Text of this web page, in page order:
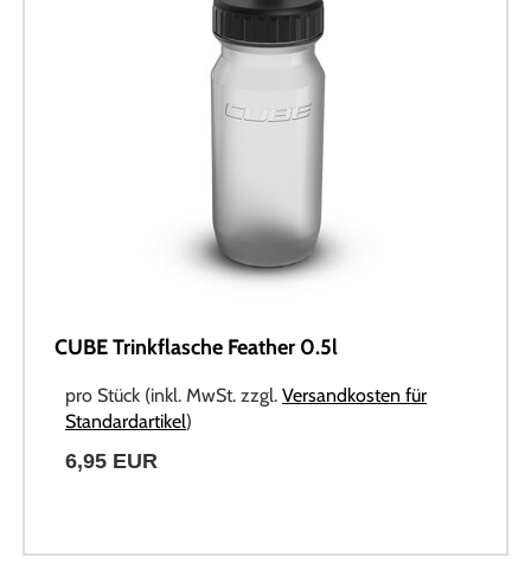
CUBE Trinkflasche Feather 0.5l
pro Stück (inkl. MwSt. zzgl. Versandkosten für
Standardartikel)
6,95 EUR